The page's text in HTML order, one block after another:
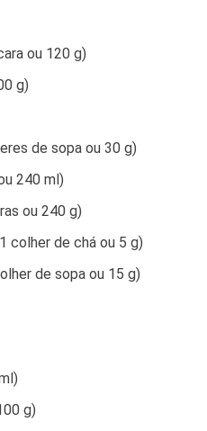
ou 120 g)
g)
de sopa ou 30 g)
240 ml)
ou 240 g)
colher de chá ou 5 g)
de sopa ou 15 g)
g)